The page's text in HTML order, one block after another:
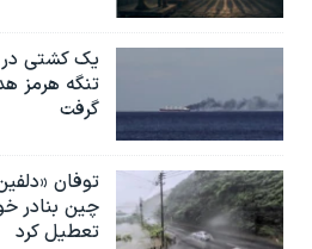
یک کشتی در
تنگه هرمز
گرفت
توفان
چین بنادر
تعطیل کرد